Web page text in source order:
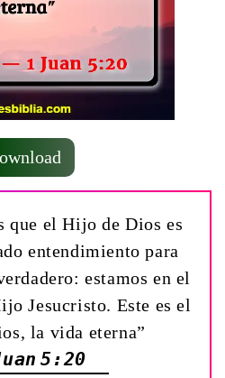
que el Hijo de Dios es
entendimiento para
estamos en el
Jesucristo. Este es el
la vida eterna”
5:20